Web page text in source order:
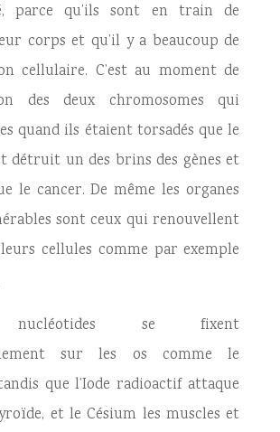
parce qu’ils sont en train de
corps et qu’il y a beaucoup de
cellulaire. C’est au moment de
des deux chromosomes qui
quand ils étaient torsadés que le
détruit un des brins des gènes et
le cancer. De même les organes
sont ceux qui renouvellent
cellules comme par exemple
nucléotides se fixent
sur les os comme le
que l’Iode radioactif attaque
et le Césium les muscles et